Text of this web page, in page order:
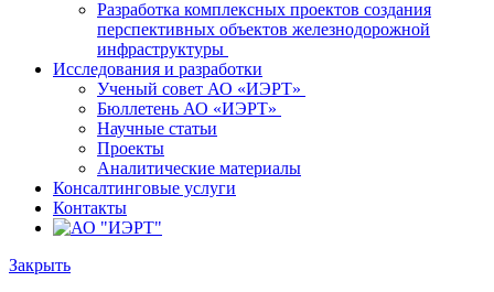
Разработка комплексных проектов создания
перспективных объектов железнодорожной
инфраструктуры
Исследования и разработки
Ученый совет АО «ИЭРТ»
Бюллетень АО «ИЭРТ»
Научные статьи
Проекты
Аналитические материалы
Консалтинговые услуги
Контакты
Закрыть